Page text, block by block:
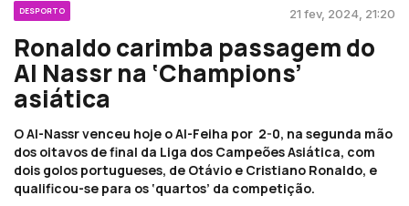
DESPORTO 21 fev, 2024, 21:20
Ronaldo carimba passagem do
Al Nassr na ‘Champions’
asiática
O Al-Nassr venceu hoje o Al-Feiha por 2-0, na segunda mão
dos oitavos de final da Liga dos Campeões Asiática, com
dois golos portugueses, de Otávio e Cristiano Ronaldo, e
qualificou-se para os ‘quartos’ da competição.